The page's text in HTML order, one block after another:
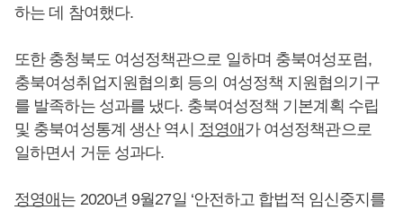
하는 데 참여했다.
또한 충청북도 여성정책관으로 일하며 충북여성포럼,
충북여성취업지원협의회 등의 여성정책 지원협의기구
를 발족하는 성과를 냈다. 충북여성정책 기본계획 수립
및 충북여성통계 생산 역시 정영애 가 여성정책관으로
일하면서 거둔 성과다.
정영애 는 2020년 9월27일 ‘안전하고 합법적 임신중지를